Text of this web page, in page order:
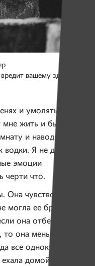
вашему здоровью
и умолять маму
жить и быть
и наводила
Я не давала
эмоции
черти что.
Она чувствовала
могла ее бросить
она отберет
она меньше
все однокурсники
домой